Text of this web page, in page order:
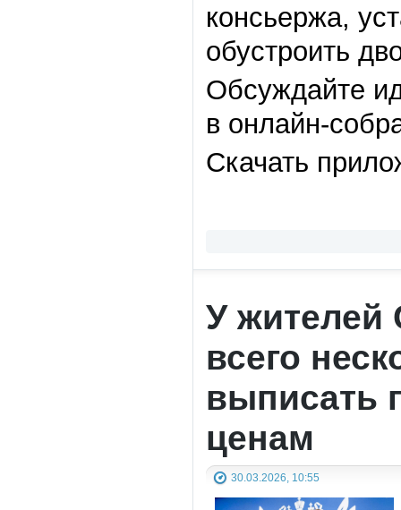
консьержа,
обустроить
Обсуждайте
в онлайн-
Скачать
У жителей
всего
выписать
ценам
30.03.2026, 10:55